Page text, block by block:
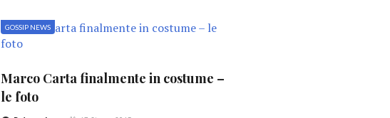
GOSSIP NEWS
Marco Carta finalmente in costume –
le foto